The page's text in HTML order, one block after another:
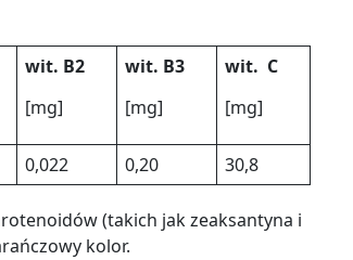
wit. B2
[mg]
wit. B3
[mg]
wit. C
[mg]
0,022 0,20 30,8
(takich jak zeaksantyna i
kolor.